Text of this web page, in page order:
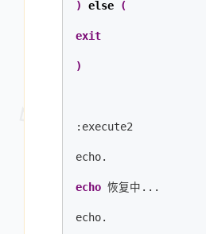
) else (
exit
)
:execute2
echo.
echo 恢复中...
echo.